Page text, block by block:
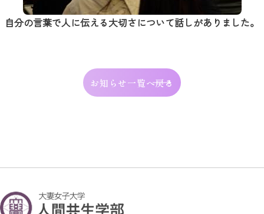
自分の言葉で人に伝える大切さについて話しがありました。
お知らせ一覧へ戻る